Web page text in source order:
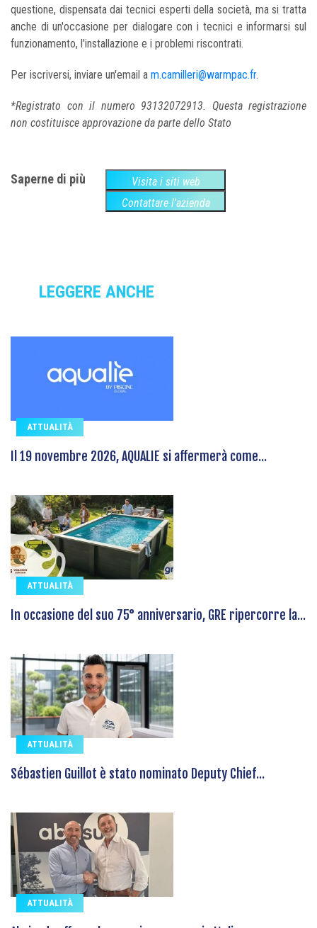
questione, dispensata dai tecnici esperti della società, ma si tratta
anche di un'occasione per dialogare con i tecnici e informarsi sul
funzionamento, l'installazione e i problemi riscontrati.
Per iscriversi, inviare un'email a m.camilleri@warmpac.fr.
*Registrato con il numero 93132072913. Questa registrazione
non costituisce approvazione da parte dello Stato
Saperne di più
Visita i siti web
Contattare l'azienda
LEGGERE ANCHE
ATTUALITÀ
Il 19 novembre 2026, AQUALIE si affermerà come...
ATTUALITÀ
In occasione del suo 75° anniversario, GRE ripercorre la...
ATTUALITÀ
Sébastien Guillot è stato nominato Deputy Chief...
ATTUALITÀ